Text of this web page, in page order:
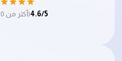
4.6/5(أكثر من 50 تقييم)